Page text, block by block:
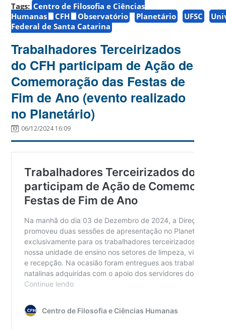
Tags: Centro de Filosofia e Ciências
Humanas
CFH Observatório Planetário UFSC
Federal de Santa Catarina
Trabalhadores Terceirizados
do CFH participam de Ação de
Comemoração das Festas de
Fim de Ano (evento realizado
no Planetário)
06/12/2024 16:09